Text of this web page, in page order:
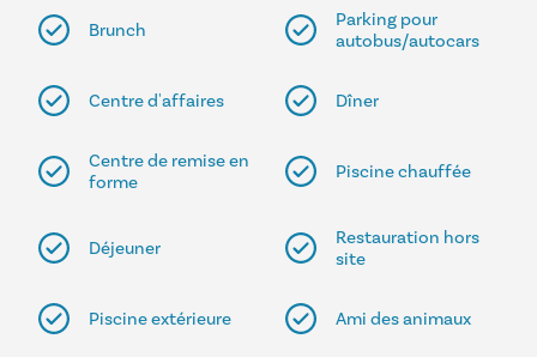
Brunch
Parking pour
autobus/autocars
Centre d'affaires Dîner
Centre de remise en
forme
Piscine chauffée
Déjeuner
Restauration hors
site
Piscine extérieure Ami des animaux